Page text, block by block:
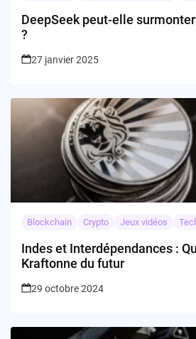
DeepSeek peut-elle
?
27 janvier 2025
Blockchain Crypto Jeux vidéos
Indes et Interdépendances :
Kraftonne du futur
29 octobre 2024